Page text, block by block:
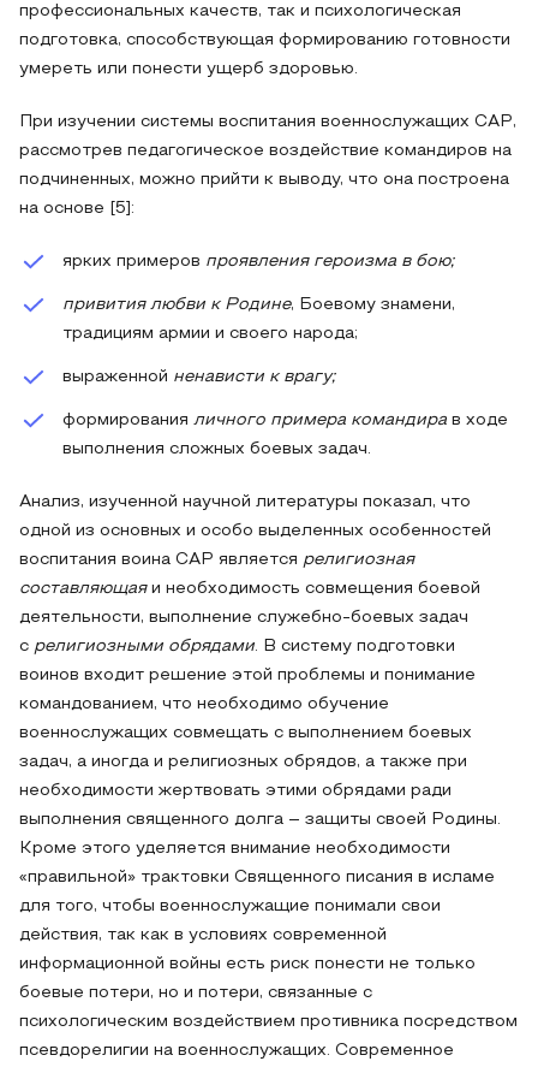
профессиональных качеств, так и психологическая
подготовка, способствующая формированию готовности
умереть или понести ущерб здоровью.
При изучении системы воспитания военнослужащих САР,
рассмотрев педагогическое воздействие командиров на
подчиненных, можно прийти к выводу, что она построена
на основе [5]:
ярких примеров проявления героизма в бою;
привития любви к Родине, Боевому знамени,
традициям армии и своего народа;
выраженной ненависти к врагу;
формирования личного примера командира в ходе
выполнения сложных боевых задач.
Анализ, изученной научной литературы показал, что
одной из основных и особо выделенных особенностей
воспитания воина САР является религиозная
составляющаяи необходимость совмещения боевой
деятельности, выполнение служебно-боевых задач
с религиозными обрядами. В систему подготовки
воинов входит решение этой проблемы и понимание
командованием, что необходимо обучение
военнослужащих совмещать с выполнением боевых
задач, а иногда и религиозных обрядов, а также при
необходимости жертвовать этими обрядами ради
выполнения священного долга – защиты своей Родины.
Кроме этого уделяется внимание необходимости
«правильной» трактовки Священного писания в исламе
для того, чтобы военнослужащие понимали свои
действия, так как в условиях современной
информационной войны есть риск понести не только
боевые потери, но и потери, связанные с
психологическим воздействием противника посредством
псевдорелигии на военнослужащих. Современное